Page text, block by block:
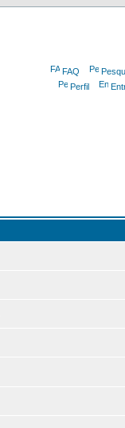
FAQ
Perfil